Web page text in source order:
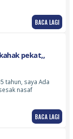
BACA LAGI
pekat,,
tahun, saya Ada
nasaf
BACA LAGI